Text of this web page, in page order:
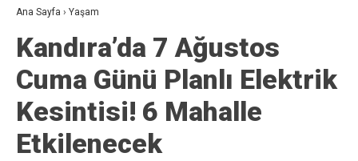
Ana Sayfa › Yaşam
Kandıra’da 7 Ağustos
Cuma Günü Planlı Elektrik
Kesintisi! 6 Mahalle
Etkilenecek